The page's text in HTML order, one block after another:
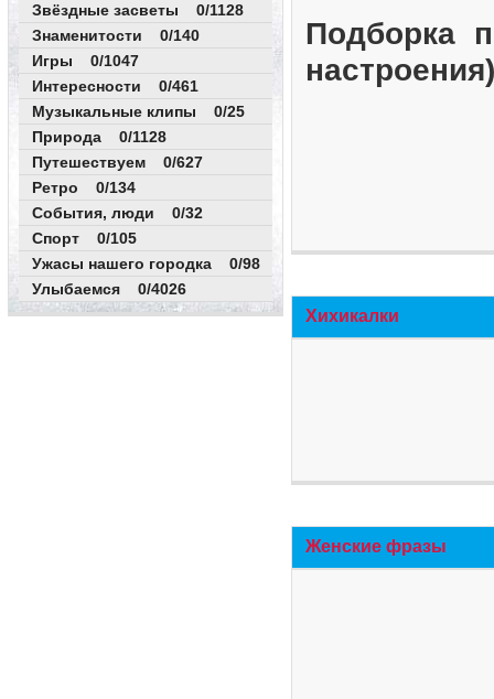
Звёздные засветы 0/1128
Знаменитости 0/140
Игры 0/1047
Интересности 0/461
Музыкальные клипы 0/25
Природа 0/1128
Путешествуем 0/627
Ретро 0/134
События, люди 0/32
Спорт 0/105
Ужасы нашего городка 0/98
Улыбаемся 0/4026
Подборка
Хихикалки
Женские фразы